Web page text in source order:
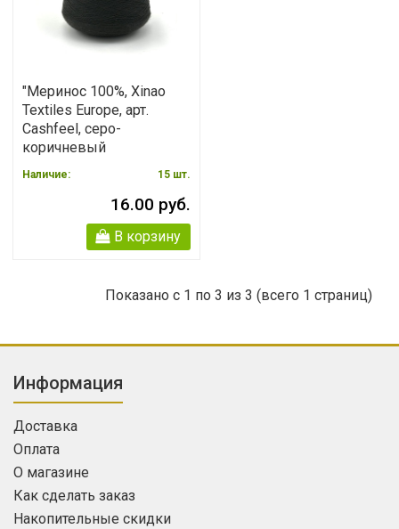
"Меринос 100%, Xinao
Textiles Europe, арт.
Cashfeel, серо-
коричневый
Наличие: 15 шт.
16.00 руб.
В корзину
Показано с 1 по 3 из 3 (всего 1 страниц)
Информация
Доставка
Оплата
О магазине
Как сделать заказ
Накопительные скидки